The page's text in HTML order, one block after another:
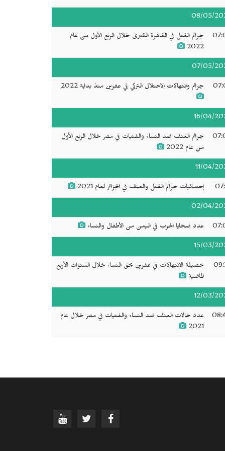
08/05/
جرائم القتل في القاهرة الكبرى خلال الربع الأول من عام
2022
07/05/
جرائم وانتهاكات الاحتلال التركي في عفرين منذ بداية 2022
16/04/
جرائم العنف ضد النساء والفتيات في مصر خلال الربع الأول
من عام 2022
11/04/
إحصائيات جرائم القتل والعنف في الجزائر لعام 2021
02/04/
عدد ضحايا الحرب في اليمن من الأطفال والنساء
15/03/
حصيلة الانتهاكات في عفرين بحق النساء خلال السنوات الأربع
الماضية
12/03/
عدد حالات العنف ضد النساء والفتيات في مصر خلال عام
2021